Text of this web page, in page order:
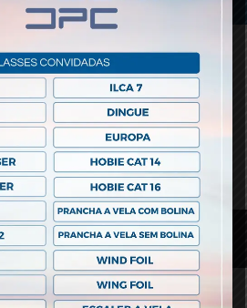
-
Previous Post
Charitas, All Rights Reserved.